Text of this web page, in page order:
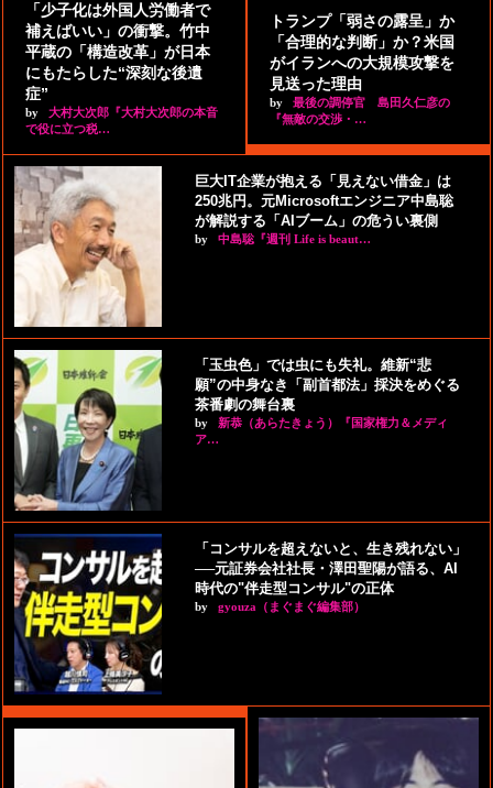
「少子化は外国人労働者で
補えばいい」の衝撃。竹中
平蔵の「構造改革」が日本
にもたらした“深刻な後遺
症”
by
大村大次郎『大村大次郎の本音
で役に立つ税…
トランプ「弱さの露呈」か
「合理的な判断」か？米国
がイランへの大規模攻撃を
見送った理由
by
最後の調停官 島田久仁彦の
『無敵の交渉・…
巨大IT企業が抱える「見えない借金」は
250兆円。元Microsoftエンジニア中島聡
が解説する「AIブーム」の危うい裏側
by 中島聡『週刊 Life is beaut…
「玉虫色」では虫にも失礼。維新“悲
願”の中身なき「副首都法」採決をめぐる
茶番劇の舞台裏
by
新恭（あらたきょう）『国家権力＆メディ
ア…
「コンサルを超えないと、生き残れない」
──元証券会社社長・澤田聖陽が語る、AI
時代の"伴走型コンサル"の正体
by gyouza（まぐまぐ編集部）